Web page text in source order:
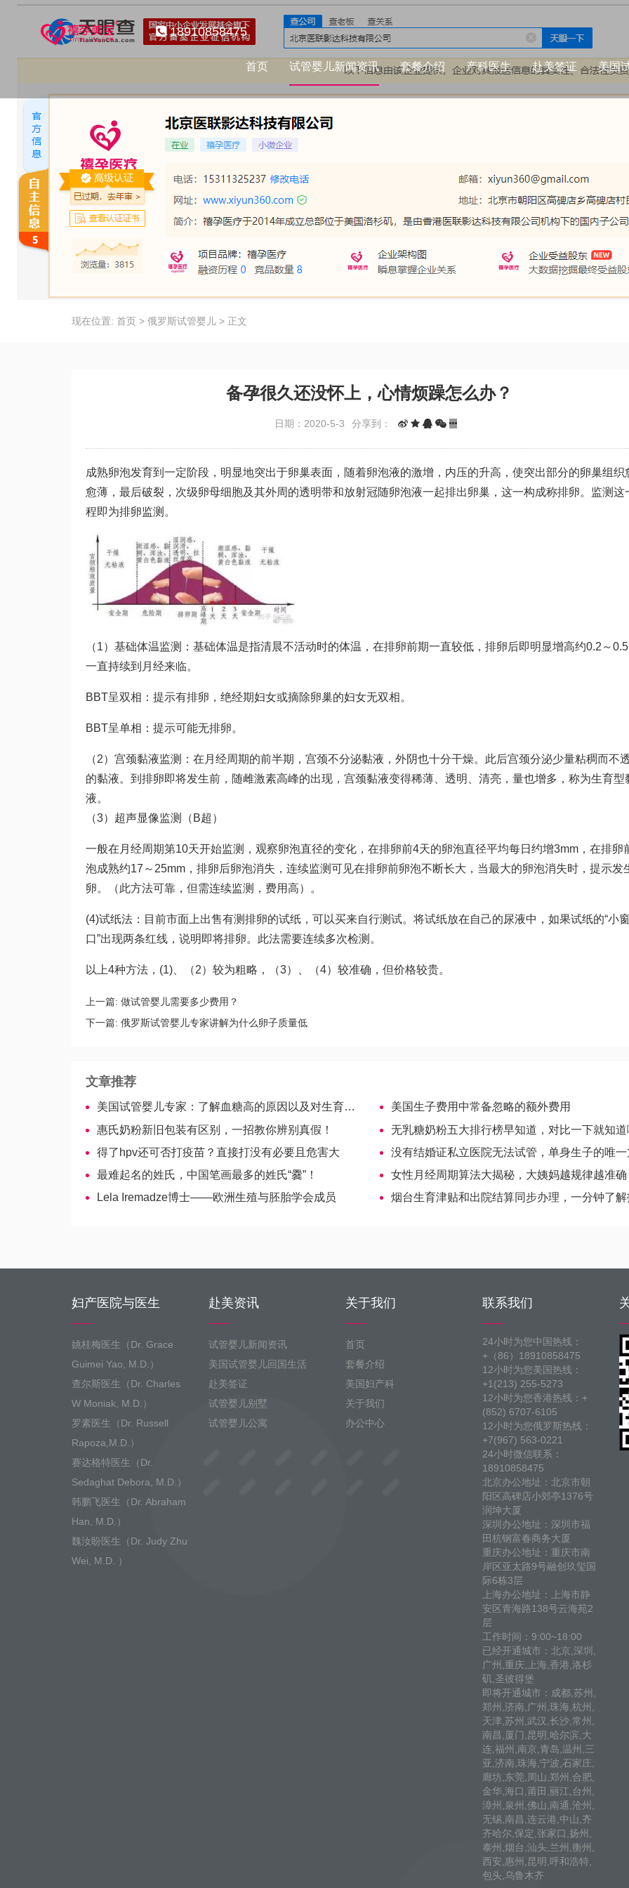
18910858475
首页 试管婴儿新闻资讯 套餐介绍 产科医生 赴美签证 美国
现在位置: 首页 > 俄罗斯试管婴儿 > 正文
备孕很久还没怀上，心情烦躁怎么办？
日期：2020-5-3 分享到：
成熟卵泡发育到一定阶段，明显地突出于卵巢表面，随着卵泡液的激增，内压的升高，使突出部分的卵巢组织
愈薄，最后破裂，次级卵母细胞及其外周的透明带和放射冠随卵泡液一起排出卵巢，这一构成称排卵。监测这
程即为排卵监测。
（1）基础体温监测：基础体温是指清晨不活动时的体温，在排卵前期一直较低，排卵后即明显增高约0.2～
一直持续到月经来临。
BBT呈双相：提示有排卵，绝经期妇女或摘除卵巢的妇女无双相。
BBT呈单相：提示可能无排卵。
（2）宫颈黏液监测：在月经周期的前半期，宫颈不分泌黏液，外阴也十分干燥。此后宫颈分泌少量粘稠而不
的黏液。到排卵即将发生前，随雌激素高峰的出现，宫颈黏液变得稀薄、透明、清亮，量也增多，称为生育型
液。
（3）超声显像监测（B超）
一般在月经周期第10天开始监测，观察卵泡直径的变化，在排卵前4天的卵泡直径平均每日约增3mm，在排卵
泡成熟约17～25mm，排卵后卵泡消失，连续监测可见在排卵前卵泡不断长大，当最大的卵泡消失时，提示发
卵。（此方法可靠，但需连续监测，费用高）。
(4)试纸法：目前市面上出售有测排卵的试纸，可以买来自行测试。将试纸放在自己的尿液中，如果试纸的“小窗
口”出现两条红线，说明即将排卵。此法需要连续多次检测。
以上4种方法，(1)、（2）较为粗略，（3）、（4）较准确，但价格较贵。
上一篇: 做试管婴儿需要多少费用？
下一篇: 俄罗斯试管婴儿专家讲解为什么卵子质量低
文章推荐
美国试管婴儿专家：了解血糖高的原因以及对生育的影响
美国生子费用中常备忽略的额外费用
惠氏奶粉新旧包装有区别，一招教你辨别真假！
无乳糖奶粉五大排行榜早知道，对比一下就知道哪
得了hpv还可否打疫苗？直接打没有必要且危害大
没有结婚证私立医院无法试管，单身生子的唯一方法快
最难起名的姓氏，中国笔画最多的姓氏“爨”！
女性月经周期算法大揭秘，大姨妈越规律越准确
Lela Iremadze博士——欧洲生殖与胚胎学会成员
烟台生育津贴和出院结算同步办理，一分钟了解报销流
妇产医院与医生
姚桂梅医生（Dr. Grace
Guimei Yao, M.D.）
查尔斯医生（Dr. Charles
W Moniak, M.D.）
罗素医生（Dr. Russell
Rapoza,M.D.）
赛达格特医生（Dr.
Sedaghat Debora, M.D.）
韩鹏飞医生（Dr. Abraham
Han, M.D.）
魏汝盼医生（Dr. Judy Zhu
Wei, M.D. ）
赴美资讯
试管婴儿新闻资讯
美国试管婴儿回国生活
赴美签证
试管婴儿别墅
试管婴儿公寓
关于我们
首页
套餐介绍
美国妇产科
关于我们
办公中心
联系我们
24小时为您中国热线：
+（86）18910858475
12小时为您美国热线：
+1(213) 255-5273
12小时为您香港热线：+
(852) 6707-6105
12小时为您俄罗斯热线：
+7(967) 563-0221
24小时微信联系：
18910858475
北京办公地址：北京市朝
阳区高碑店小郊亭1376号
润坤大厦
深圳办公地址：深圳市福
田杭钢富春商务大厦
重庆办公地址：重庆市南
岸区亚太路9号融创玖玺国
际6栋3层
上海办公地址：上海市静
安区青海路138号云海苑2
层
工作时间：9:00~18:00
已经开通城市：北京,深圳,
广州,重庆,上海,香港,洛杉
矶,圣彼得堡
即将开通城市：成都,苏州,
郑州,济南,广州,珠海,杭州,
天津,苏州,武汉,长沙,常州,
南昌,厦门,昆明,哈尔滨,大
连,福州,南京,青岛,温州,三
亚,济南,珠海,宁波,石家庄,
廊坊,东莞,周山,郑州,合肥,
金华,海口,莆田,丽江,台州,
漳州,泉州,佛山,南通,沧州,
无锡,南昌,连云港,中山,齐
齐哈尔,保定,张家口,扬州,
泰州,烟台,汕头,兰州,衡州,
西安,惠州,昆明,呼和浩特,
包头,乌鲁木齐